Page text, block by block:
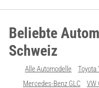
Beliebte
Schweiz
Alle Automodelle Toyota
Mercedes-Benz GLC
VW